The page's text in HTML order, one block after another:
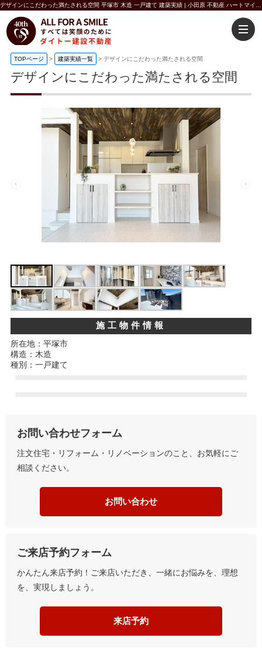
TOPページ > 建築実績一覧 > デザインにこだわった満たされる空間
デザインにこだわった満たされる空間
施工物件情報
所在地：平塚市
構造：木造
種別：一戸建て
お問い合わせフォーム
注文住宅・リフォーム・リノベーションのこと、お気軽にご
相談ください。
お問い合わせ
ご来店予約フォーム
かんたん来店予約！ご来店いただき、一緒にお悩みを、理想
を、実現しましょう。
来店予約